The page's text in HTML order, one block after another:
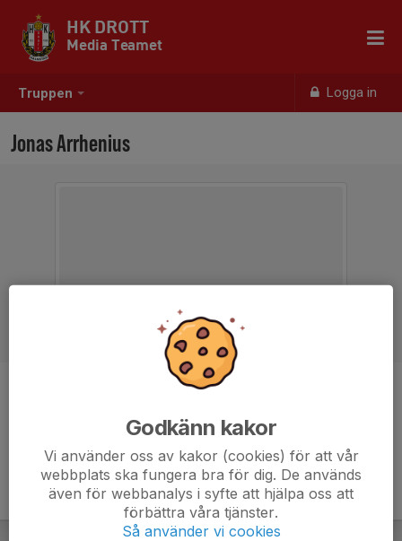
Truppen Logga in
HK DROTT
Media Teamet
Jonas Arrhenius
Godkänn kakor
Vi använder oss av kakor (cookies) för att vår
webbplats ska fungera bra för dig. De används
även för webbanalys i syfte att hjälpa oss att
förbättra våra tjänster.
Så använder vi cookies